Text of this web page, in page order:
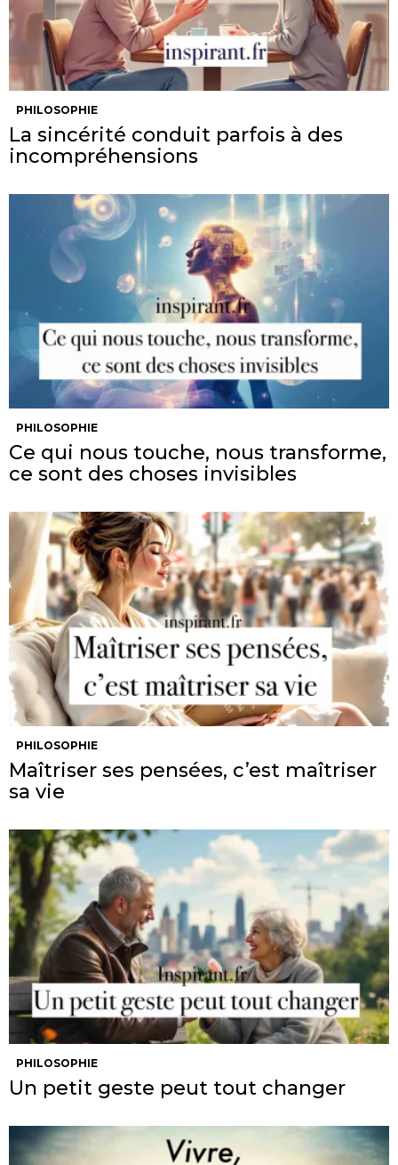
PHILOSOPHIE
La sincérité conduit parfois à des
incompréhensions
PHILOSOPHIE
Ce qui nous touche, nous transforme,
ce sont des choses invisibles
PHILOSOPHIE
Maîtriser ses pensées, c’est maîtriser
sa vie
PHILOSOPHIE
Un petit geste peut tout changer